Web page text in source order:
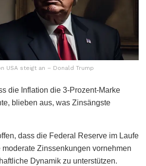
USA steigt an – Donald Trump
die Inflation die 3-Prozent-Marke
blieben aus, was Zinsängste
dass die Federal Reserve im Laufe
Zinssenkungen vornehmen
Dynamik zu unterstützen.